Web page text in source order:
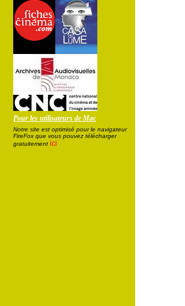
Pour les utilisateurs de Mac
Notre site est optimisé pour le navigateur
FireFox que vous pouvez télécharger
gratuitement ici